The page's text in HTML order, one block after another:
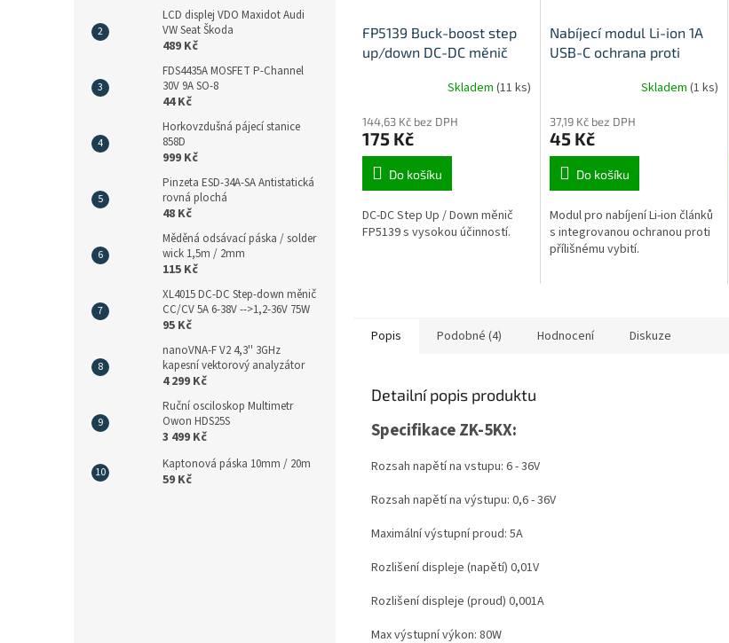
LCD displej VDO Maxidot Audi
VW Seat Škoda
489 Kč
FDS4435A MOSFET P-Channel
30V 9A SO-8
44 Kč
Horkovzdušná pájecí stanice
858D
999 Kč
Pinzeta ESD-34A-SA Antistatická
rovná plochá
48 Kč
Měděná odsávací páska / solder
wick 1,5m / 2mm
115 Kč
XL4015 DC-DC Step-down měnič
CC/CV 5A 6-38V -->1,2-36V 75W
95 Kč
nanoVNA-F V2 4,3'' 3GHz
kapesní vektorový analyzátor
4 299 Kč
Ruční osciloskop Multimetr
Owon HDS25S
3 499 Kč
Kaptonová páska 10mm / 20m
59 Kč
FP5139 Buck-boost step
up/down DC-DC měnič
Skladem (11 ks)
144,63 Kč bez DPH
175 Kč
Do košíku
DC-DC Step Up / Down měnič
FP5139 s vysokou účinností.
Nabíjecí modul Li-ion 1A
USB-C ochrana proti
Skladem (1 ks)
37,19 Kč bez DPH
45 Kč
Do košíku
Modul pro nabíjení Li-ion článků
s integrovanou ochranou proti
přílišnému vybití.
Popis Podobné (4) Hodnocení Diskuze
Detailní popis produktu
Specifikace ZK-5KX:
Rozsah napětí na vstupu: 6 - 36V
Rozsah napětí na výstupu: 0,6 - 36V
Maximální výstupní proud: 5A
Rozlišení displeje (napětí) 0,01V
Rozlišení displeje (proud) 0,001A
Max výstupní výkon: 80W